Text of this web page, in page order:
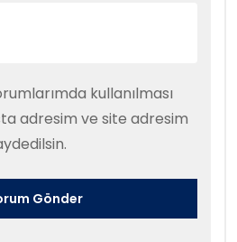
kullanılması
adresim ve site adresim